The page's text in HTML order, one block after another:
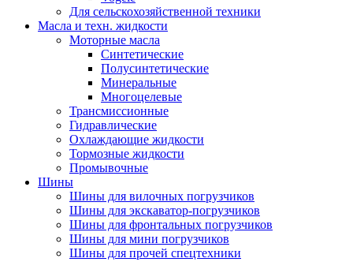
Для сельскохозяйственной техники
Масла и техн. жидкости
Моторные масла
Синтетические
Полусинтетические
Минеральные
Многоцелевые
Трансмиссионные
Гидравлические
Охлаждающие жидкости
Тормозные жидкости
Промывочные
Шины
Шины для вилочных погрузчиков
Шины для экскаватор-погрузчиков
Шины для фронтальных погрузчиков
Шины для мини погрузчиков
Шины для прочей спецтехники